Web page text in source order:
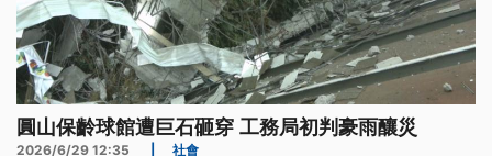
圓山保齡球館遭巨石砸穿 工務局初判豪雨釀災
2026/6/29 12:35 社會